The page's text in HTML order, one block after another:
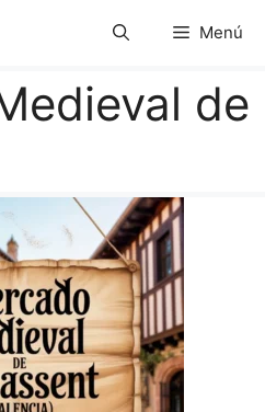
Menú
de